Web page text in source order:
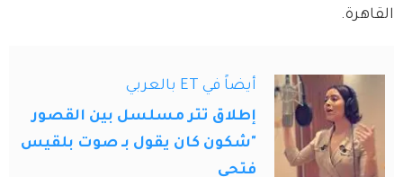
القاهرة.
أيضاً في ET بالعربي
إطلاق تتر مسلسل بين القصور
"شكون كان يقول بـ صوت بلقيس
فتحي